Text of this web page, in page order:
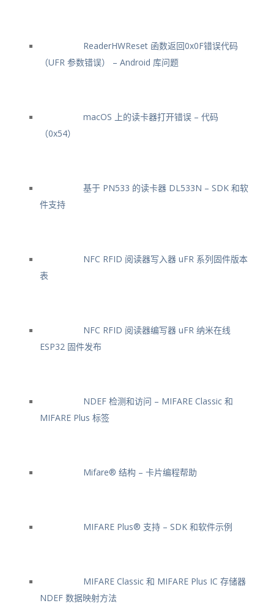
ReaderHWReset 函数返回0x0F错误代码
（UFR 参数错误） – Android 库问题
macOS 上的读卡器打开错误 – 代码
（0x54）
基于 PN533 的读卡器 DL533N – SDK 和软
件支持
NFC RFID 阅读器写入器 uFR 系列固件版本
表
NFC RFID 阅读器编写器 uFR 纳米在线
ESP32 固件发布
NDEF 检测和访问 – MIFARE Classic 和
MIFARE Plus 标签
Mifare® 结构 – 卡片编程帮助
MIFARE Plus® 支持 – SDK 和软件示例
MIFARE Classic 和 MIFARE Plus IC 存储器
NDEF 数据映射方法